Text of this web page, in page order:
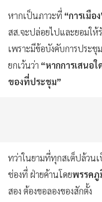
หากเป็นภาวะที่ “การเมือ
สส.จะปล่อยไปและยอมให้
เพราะมีข้อบังคับการประ
ยกเว้นว่า “หากการเสนอ
ของที่ประชุม”
ทว่าในยามที่ทุกสเต็ปล้วน
ช่องที่ ฝ่ายค้านโดยพรรคภู
สอง ต้องขอลองของสักตั้ง